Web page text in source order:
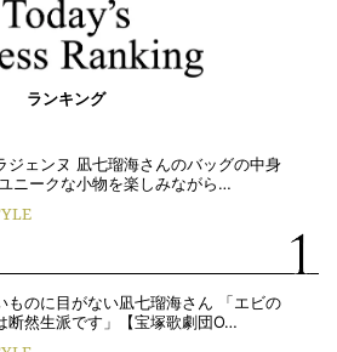
ランキング
ジェンヌ 凪七瑠海さんのバッグの中身
ニークな小物を楽しみながら…
ものに目がない凪七瑠海さん 「エビの
断然生派です」【宝塚歌劇団O…